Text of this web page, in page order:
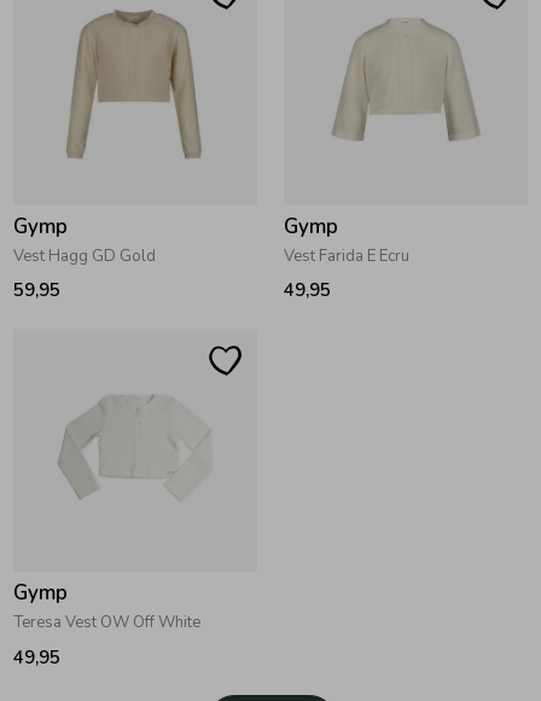
Gymp
Vest Hagg GD Gold
59,95
Gymp
Vest Farida E Ecru
49,95
Gymp
Teresa Vest OW Off White
49,95